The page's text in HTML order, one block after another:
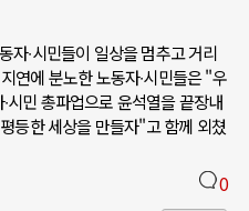
자∙시민들이 일상을 멈추고 거리
연에 분노한 노동자∙시민들은 "우
민 총파업으로 윤석열을 끝장내
등한 세상을 만들자"고 함께 외쳤
0